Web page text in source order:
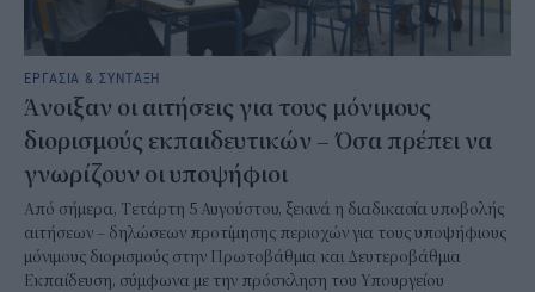
ΕΡΓΑΣΙΑ & ΣΥΝΤΑΞΗ
Άνοιξαν οι αιτήσεις για τους μόνιμους
διορισμούς εκπαιδευτικών – Όσα πρέπει να
γνωρίζουν οι υποψήφιοι
Από σήμερα, Τετάρτη 5 Αυγούστου, ξεκινά η διαδικασία υποβολής
αιτήσεων – δηλώσεων προτίμησης περιοχών για τους υποψήφιους
μόνιμους διορισμούς στην Πρωτοβάθμια και Δευτεροβάθμια
Εκπαίδευση, σύμφωνα με την πρόσκληση του Υπουργείου